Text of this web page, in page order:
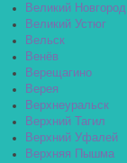
Великий Новгород
Великий Устюг
Вельск
Венёв
Верещагино
Верея
Верхнеуральск
Верхний Тагил
Верхний Уфалей
Верхняя Пышма